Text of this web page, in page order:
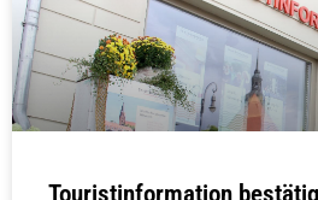
Touristinformation